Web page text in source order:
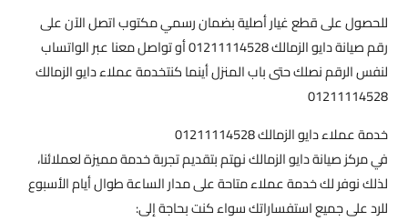
للحصول على قطع غيار أصلية بضمان رسمي مكتوب اتصل الآن على
رقم صيانة دايو الزمالك 01211114528 أو تواصل معنا عبر الواتساب
لنفس الرقم نصلك حتى باب المنزل أينما كنتخدمة عملاء دايو الزمالك
01211114528
خدمة عملاء دايو الزمالك 01211114528
في مركز صيانة دايو الزمالك نهتم بتقديم تجربة خدمة مميزة لعملائنا،
لذلك نوفر لك خدمة عملاء متاحة على مدار الساعة طوال أيام الأسبوع
للرد على جميع استفساراتك سواء كنت بحاجة إلى: